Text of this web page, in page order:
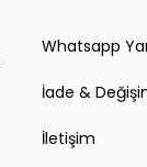
Whatsapp
İade &
İletişim